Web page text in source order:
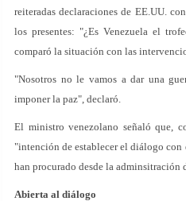
reiteradas declaraciones de EE.UU.
los presentes: "¿Es Venezuela el
comparó la situación con las
"Nosotros no le vamos a dar una
imponer la paz", declaró.
El ministro venezolano señaló que,
"intención de establecer el diálogo
han procurado desde la adminsitración
Abierta al diálogo